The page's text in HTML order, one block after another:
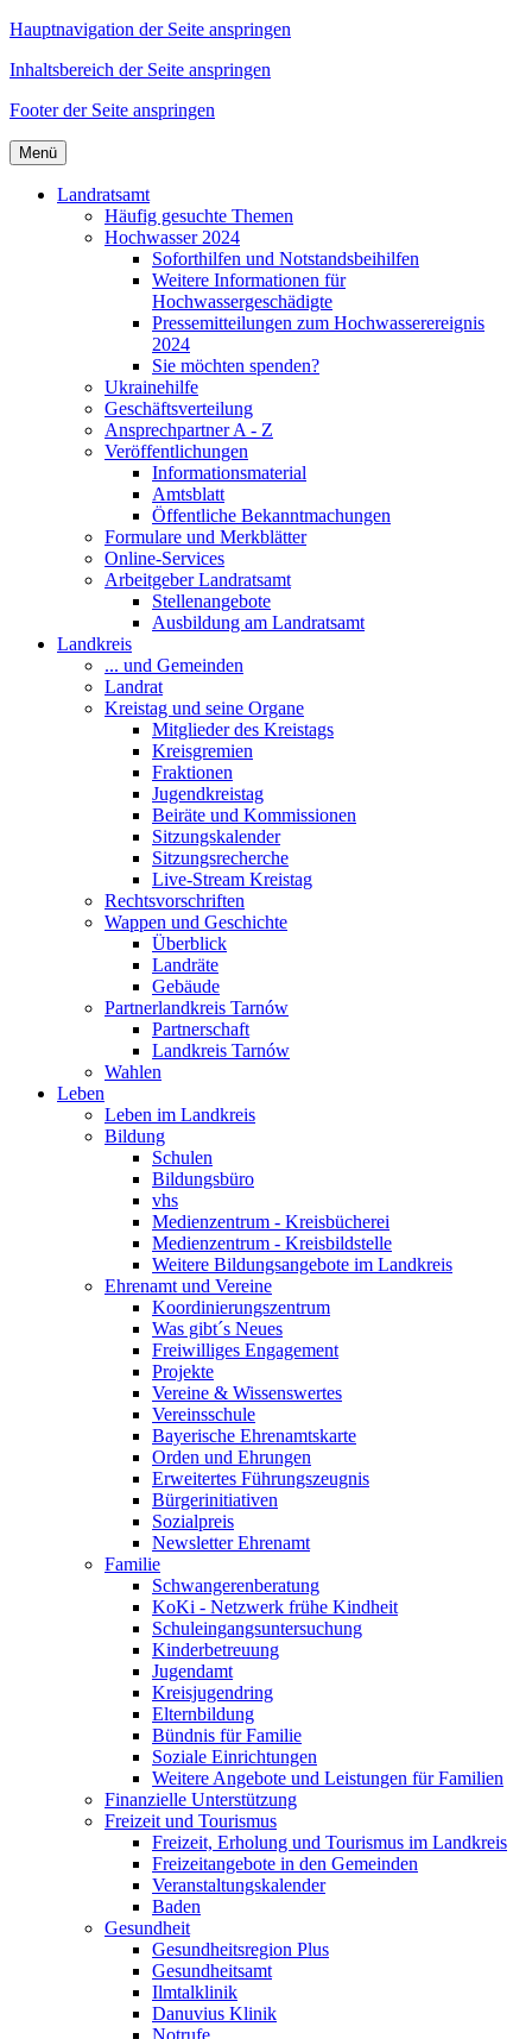
Hauptnavigation der Seite anspringen
Inhaltsbereich der Seite anspringen
Footer der Seite anspringen
Menü
Landratsamt
Häufig gesuchte Themen
Hochwasser 2024
Soforthilfen und Notstandsbeihilfen
Weitere Informationen für
Hochwassergeschädigte
Pressemitteilungen zum Hochwasserereignis
2024
Sie möchten spenden?
Ukrainehilfe
Geschäftsverteilung
Ansprechpartner A - Z
Veröffentlichungen
Informationsmaterial
Amtsblatt
Öffentliche Bekanntmachungen
Formulare und Merkblätter
Online-Services
Arbeitgeber Landratsamt
Stellenangebote
Ausbildung am Landratsamt
Landkreis
... und Gemeinden
Landrat
Kreistag und seine Organe
Mitglieder des Kreistags
Kreisgremien
Fraktionen
Jugendkreistag
Beiräte und Kommissionen
Sitzungskalender
Sitzungsrecherche
Live-Stream Kreistag
Rechtsvorschriften
Wappen und Geschichte
Überblick
Landräte
Gebäude
Partnerlandkreis Tarnów
Partnerschaft
Landkreis Tarnów
Wahlen
Leben
Leben im Landkreis
Bildung
Schulen
Bildungsbüro
vhs
Medienzentrum - Kreisbücherei
Medienzentrum - Kreisbildstelle
Weitere Bildungsangebote im Landkreis
Ehrenamt und Vereine
Koordinierungszentrum
Was gibt´s Neues
Freiwilliges Engagement
Projekte
Vereine & Wissenswertes
Vereinsschule
Bayerische Ehrenamtskarte
Orden und Ehrungen
Erweitertes Führungszeugnis
Bürgerinitiativen
Sozialpreis
Newsletter Ehrenamt
Familie
Schwangerenberatung
KoKi - Netzwerk frühe Kindheit
Schuleingangsuntersuchung
Kinderbetreuung
Jugendamt
Kreisjugendring
Elternbildung
Bündnis für Familie
Soziale Einrichtungen
Weitere Angebote und Leistungen für Familien
Finanzielle Unterstützung
Freizeit und Tourismus
Freizeit, Erholung und Tourismus im Landkreis
Freizeitangebote in den Gemeinden
Veranstaltungskalender
Baden
Gesundheit
Gesundheitsregion Plus
Gesundheitsamt
Ilmtalklinik
Danuvius Klinik
Notrufe